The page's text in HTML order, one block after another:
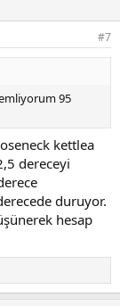
#7
95
kettlea
dereceyi
duruyor.
hesap